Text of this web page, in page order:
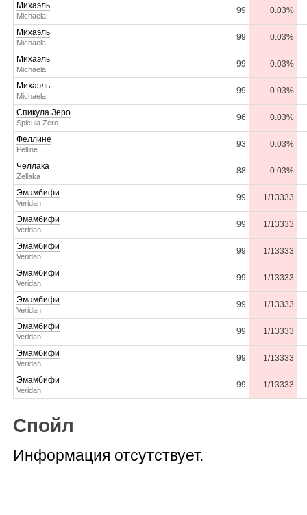
Михаэль
Michaela
99 0.03%
Михаэль
Michaela
99 0.03%
Михаэль
Michaela
99 0.03%
Михаэль
Michaela
99 0.03%
Спикула Зеро
Spicula Zero
96 0.03%
Феллине
Pelline
93 0.03%
Челлака
Zellaka
88 0.03%
Эмамбифи
Veridan
99 1/13333
Эмамбифи
Veridan
99 1/13333
Эмамбифи
Veridan
99 1/13333
Эмамбифи
Veridan
99 1/13333
Эмамбифи
Veridan
99 1/13333
Эмамбифи
Veridan
99 1/13333
Эмамбифи
Veridan
99 1/13333
Эмамбифи
Veridan
99 1/13333
Спойл
Информация отсутствует.